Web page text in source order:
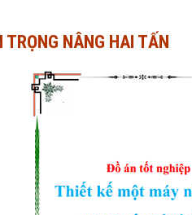
NÂNG HAI TẤN